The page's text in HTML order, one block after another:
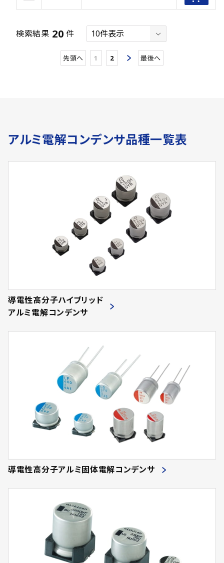
検索結果 20 件
先頭へ 1 2 最後へ
アルミ電解コンデンサ品種一覧表
導電性高分子ハイブリッド
アルミ電解コンデンサ
導電性高分子アルミ固体電解コンデンサ